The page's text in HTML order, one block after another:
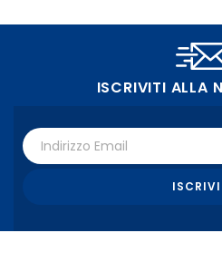
ISCRIVITI ALLA